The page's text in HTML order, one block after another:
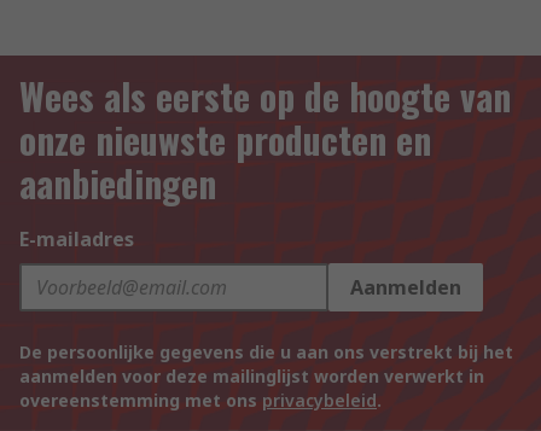
Wees als eerste op de hoogte van
onze nieuwste producten en
aanbiedingen
E-mailadres
Aanmelden
De persoonlijke gegevens die u aan ons verstrekt bij het
aanmelden voor deze mailinglijst worden verwerkt in
overeenstemming met ons privacybeleid.